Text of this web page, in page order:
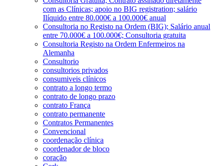
com as Clínicas; apoio no BIG registration; salário
Ilíquido entre 80.000€ a 100.000€ anual
Consultoria no Registo na Ordem (BIG); Salário anual
entre 70.000€ a 100.000€; Consultoria gratuita
Consultoria Registo na Ordem Enfermeiros na
Alemanha
Consultorio
consultorios privados
consumiveis clínicos
contrato a longo termo
contrato de longo prazo
contrato França
contrato permanente
Contratos Permanentes
Convencional
coordenação clínica
coordenador de bloco
coração